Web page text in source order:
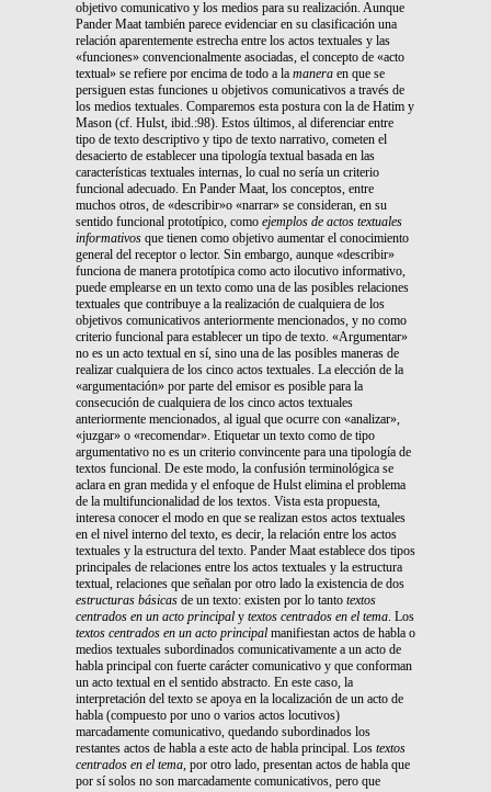
objetivo comunicativo y los medios para su realización. Aunque
Pander Maat también parece evidenciar en su clasificación una
relación aparentemente estrecha entre los actos textuales y las
«funciones» convencionalmente asociadas, el concepto de «acto
textual» se refiere por encima de todo a la manera en que se
persiguen estas funciones u objetivos comunicativos a través de
los medios textuales. Comparemos esta postura con la de Hatim y
Mason (cf. Hulst, ibid.:98). Estos últimos, al diferenciar entre
tipo de texto descriptivo y tipo de texto narrativo, cometen el
desacierto de establecer una tipología textual basada en las
características textuales internas, lo cual no sería un criterio
funcional adecuado. En Pander Maat, los conceptos, entre
muchos otros, de «describir»o «narrar» se consideran, en su
sentido funcional prototípico, como ejemplos de actos textuales
informativos que tienen como objetivo aumentar el conocimiento
general del receptor o lector. Sin embargo, aunque «describir»
funciona de manera prototípica como acto ilocutivo informativo,
puede emplearse en un texto como una de las posibles relaciones
textuales que contribuye a la realización de cualquiera de los
objetivos comunicativos anteriormente mencionados, y no como
criterio funcional para establecer un tipo de texto. «Argumentar»
no es un acto textual en sí, sino una de las posibles maneras de
realizar cualquiera de los cinco actos textuales. La elección de la
«argumentación» por parte del emisor es posible para la
consecución de cualquiera de los cinco actos textuales
anteriormente mencionados, al igual que ocurre con «analizar»,
«juzgar» o «recomendar». Etiquetar un texto como de tipo
argumentativo no es un criterio convincente para una tipología de
textos funcional. De este modo, la confusión terminológica se
aclara en gran medida y el enfoque de Hulst elimina el problema
de la multifuncionalidad de los textos. Vista esta propuesta,
interesa conocer el modo en que se realizan estos actos textuales
en el nivel interno del texto, es decir, la relación entre los actos
textuales y la estructura del texto. Pander Maat establece dos tipos
principales de relaciones entre los actos textuales y la estructura
textual, relaciones que señalan por otro lado la existencia de dos
estructuras básicas de un texto: existen por lo tanto textos
centrados en un acto principal y textos centrados en el tema. Los
textos centrados en un acto principal manifiestan actos de habla o
medios textuales subordinados comunicativamente a un acto de
habla principal con fuerte carácter comunicativo y que conforman
un acto textual en el sentido abstracto. En este caso, la
interpretación del texto se apoya en la localización de un acto de
habla (compuesto por uno o varios actos locutivos)
marcadamente comunicativo, quedando subordinados los
restantes actos de habla a este acto de habla principal. Los textos
centrados en el tema, por otro lado, presentan actos de habla que
por sí solos no son marcadamente comunicativos, pero que